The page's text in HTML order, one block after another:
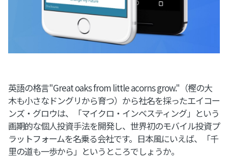
英語の格言"Great oaks from little acorns grow."（樫の大
木も小さなドングリから育つ）から社名を採ったエイコー
ンズ・グロウは、「マイクロ・インベスティング」という
画期的な個人投資手法を開発し、世界初のモバイル投資プ
ラットフォームを名乗る会社です。日本風にいえば、「千
里の道も一歩から」というところでしょうか。